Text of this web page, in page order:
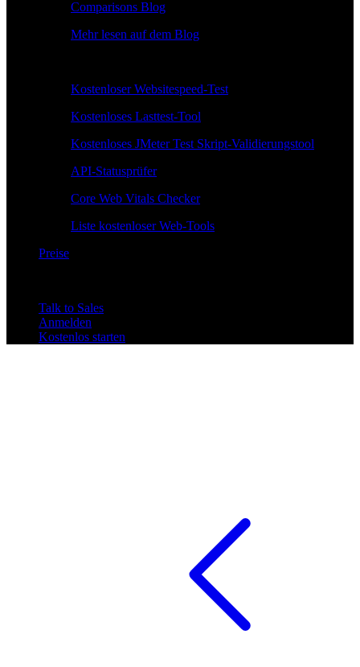
Comparisons Blog
Mehr lesen auf dem Blog
Kostenloser Websitespeed-Test
Kostenloses Lasttest-Tool
Kostenloses JMeter Test Skript-Validierungstool
API-Statusprüfer
Core Web Vitals Checker
Liste kostenloser Web-Tools
Preise
Talk to Sales
Anmelden
Kostenlos starten